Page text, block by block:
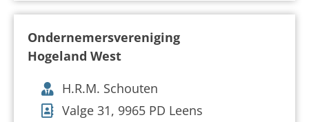
Ondernemersvereniging
Hogeland West
H.R.M. Schouten
Valge 31, 9965 PD Leens